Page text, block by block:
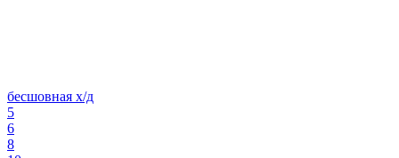
бесшовная х/д
5
6
8